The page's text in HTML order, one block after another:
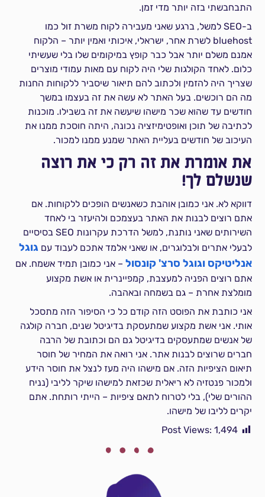
התבחבשתי בזה יותר מדי זמן.
ב-SEO למשל, ברגע שאני מעבירה לקוח משרת זול כמו
bluehost לשרת אחר, ישראלי, איכותי ואמין יותר – הלקוח
אמנם משלם יותר אבל כבר קופץ במיקומים שלו בלי שעשיתי
כלום. לאחד הקולגות שלי היה לקוח עם מאות עמודי מוצרים
שצריך היה להזמין ולכתוב להם תיאור שיסביר ללקוחות החנות
מה הם רוכשים. בעל האתר לא עשה את זה בעצמו במשך
חודשים עד שהוא שכר מישהו שיעשה את זה בשבילו. מוכנות
לכתיבה של תוכן ואופטימיזציה נכונה, היתה חוסכת ממנו את
העיכוב של חודשים בעליית האתר שמנע ממנו למכור.
את אומרת את זה רק כי את רוצה
שנשלם לך!
דווקא לא. אני כמובן אוהבת כשאנשים הופכים ללקוחות. אם
אתם רוצים לבנות את האתר בעצמכם ולהיעזר בי לאחד
השירותים שאני נותנת, למשל הדרכת עקרונות SEO בסיסיים
לבעלי אתרים ולבלוגרים, או שאני אלמד אתכם לעבוד עםגוגל
אנליטיקס וגוגל סרצ' קונסול – אני כמובן תמיד אשמח. אם
אתם רוצים הפניה למעצבת, קמפיינרית או אשת מקצוע
מומלצת אחרת – גם בשמחה ובאהבה.
אני כותבת את הפוסט הזה קודם כל כי הסיפור הזה מתסכל
אותי. אני אשת מקצוע שמתעסקת בדיגיטל שנים, חברה קולגה
של אנשים שמתעסקים בדיגיטל גם הם וכתובת של הרבה
חברים שרוצים לבנות אתר. אני רואה את המחיר של חוסר
תיאום הציפיות הזה. אם מישהו היה מעז לנצל את חוסר הידע
ולמכור פנטזיה לא ריאלית שכזאת למישהו שיקר לליבי (נניח
ההורים שלי), בלי לטרוח לתאם ציפיות – הייתי רותחת. אתם
יקרים לליבו של מישהו.
Post Views: 1,494